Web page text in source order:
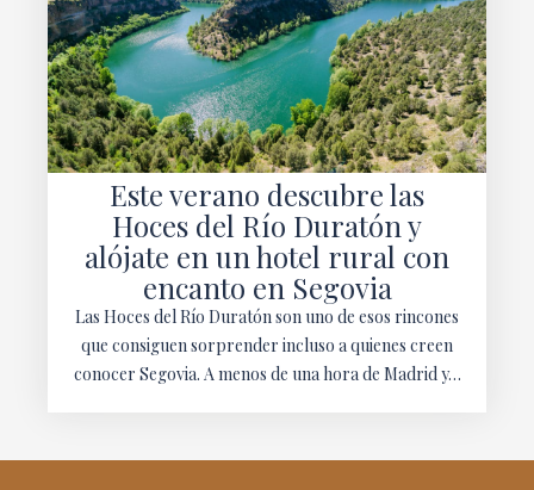
Este verano descubre las
Hoces del Río Duratón y
alójate en un hotel rural con
encanto en Segovia
Las Hoces del Río Duratón son uno de esos rincones
que consiguen sorprender incluso a quienes creen
conocer Segovia. A menos de una hora de Madrid y…